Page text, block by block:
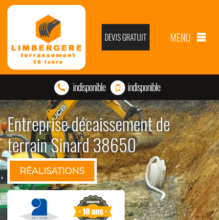
DEVIS GRATUIT MENU
indisponible indisponible
Entreprise décaissement de
terrain Sinard 38650
RÉALISATIONS